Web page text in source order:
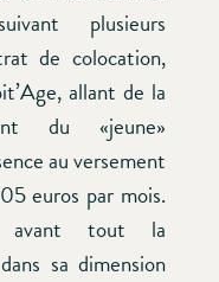
plusieurs
de colocation,
allant de la
du «jeune»
au versement
euros par mois.
avant tout la
sa dimension